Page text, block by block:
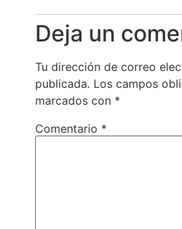
Deja un
Tu dirección de correo
publicada. Los campos
marcados con *
Comentario *